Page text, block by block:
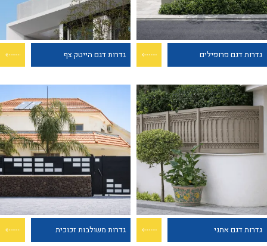
גדרות דגם פרופילים גדרות דגם הייטק צף
גדרות דגם אתני גדרות משולבות זכוכית